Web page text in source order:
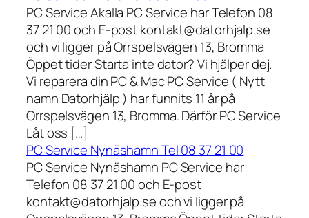
PC Service Akalla PC Service har Telefon 08
37 21 00 och E-post kontakt@datorhjalp.se
och vi ligger på Orrspelsvägen 13, Bromma
Öppet tider Starta inte dator? Vi hjälper dej.
Vi reparera din PC & Mac PC Service ( Nytt
namn Datorhjälp ) har funnits 11 år på
Orrspelsvägen 13, Bromma. Därför PC Service
Låt oss […]
PC Service Nynäshamn Tel 08 37 21 00
PC Service Nynäshamn PC Service har
Telefon 08 37 21 00 och E-post
kontakt@datorhjalp.se och vi ligger på